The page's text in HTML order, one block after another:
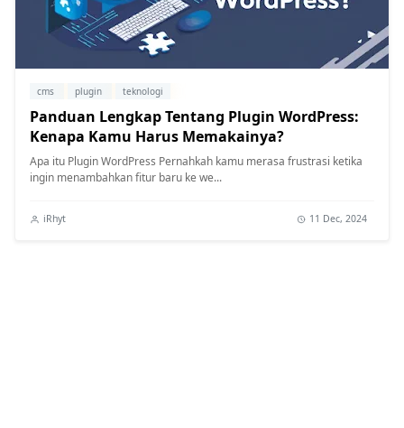
cms plugin teknologi
Panduan Lengkap Tentang Plugin WordPress:
Kenapa Kamu Harus Memakainya?
Apa itu Plugin WordPress Pernahkah kamu merasa frustrasi ketika
ingin menambahkan fitur baru ke we...
iRhyt 11 Dec, 2024